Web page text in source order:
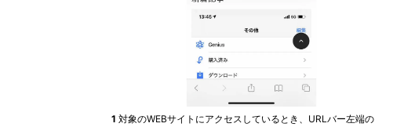
1 対象のWEBサイトにアクセスしているとき、URLバー左端の